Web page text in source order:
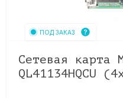
ПОД ЗАКАЗ
Сетевая карта
QL41134HQCU